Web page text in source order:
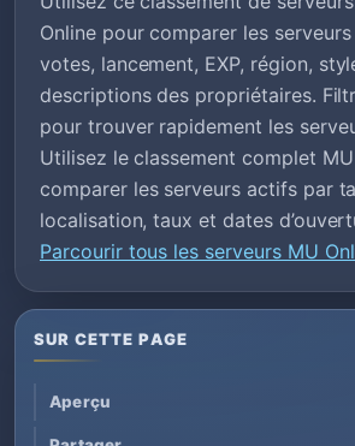
Online pour comparer les
votes, lancement, EXP, région,
descriptions des propriétaires.
pour trouver rapidement les
Utilisez le classement complet
comparer les serveurs actifs par
localisation, taux et dates
Parcourir tous les serveurs MU
SUR CETTE PAGE
Aperçu